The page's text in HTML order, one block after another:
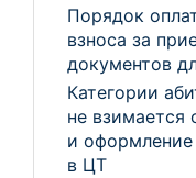
Порядок
взноса за
документов
Категории
не взимается
и оформление
в ЦТ